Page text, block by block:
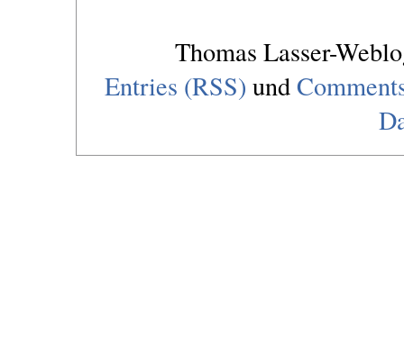
Thomas Lasser-
Entries (RSS) und